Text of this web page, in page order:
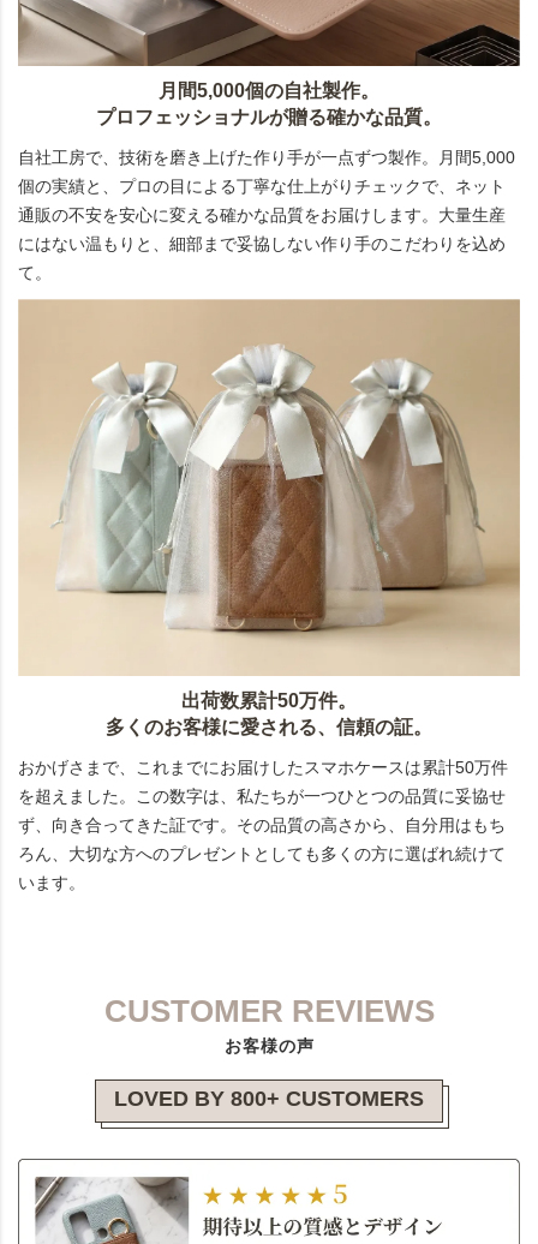
月間5,000個の自社製作。
プロフェッショナルが贈る確かな品質。
自社工房で、技術を磨き上げた作り手が一点ずつ製作。月間5,000
個の実績と、プロの目による丁寧な仕上がりチェックで、ネット
通販の不安を安心に変える確かな品質をお届けします。大量生産
にはない温もりと、細部まで妥協しない作り手のこだわりを込め
て。
出荷数累計50万件。
多くのお客様に愛される、信頼の証。
おかげさまで、これまでにお届けしたスマホケースは累計50万件
を超えました。この数字は、私たちが一つひとつの品質に妥協せ
ず、向き合ってきた証です。その品質の高さから、自分用はもち
ろん、大切な方へのプレゼントとしても多くの方に選ばれ続けて
います。
CUSTOMER REVIEWS
お客様の声
LOVED BY 800+ CUSTOMERS